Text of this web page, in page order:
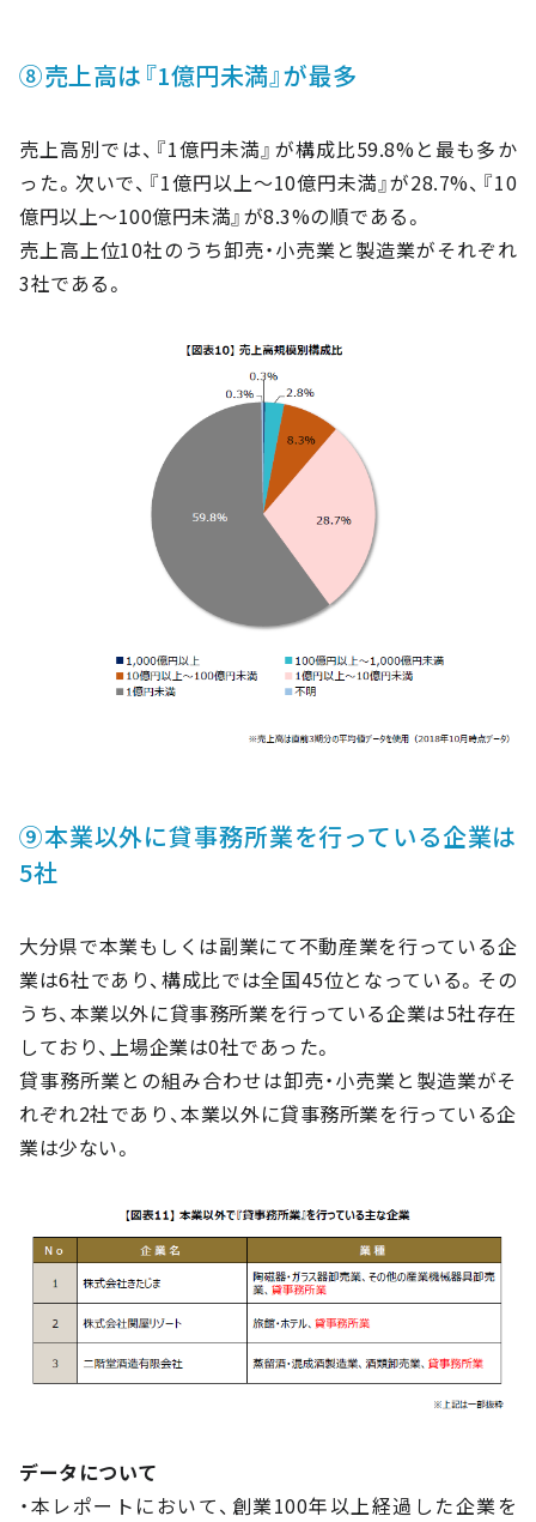
⑧売上高は『1億円未満』が最多
売上高別では、『1億円未満』が構成比59.8%と最も多か
った。次いで、『1億円以上～10億円未満』が28.7%、『10
億円以上～100億円未満』が8.3%の順である。
売上高上位10社のうち卸売・小売業と製造業がそれぞれ
3社である。
⑨本業以外に貸事務所業を行っている企業は
5社
大分県で本業もしくは副業にて不動産業を行っている企
業は6社であり、構成比では全国45位となっている。その
うち、本業以外に貸事務所業を行っている企業は5社存在
しており、上場企業は0社であった。
貸事務所業との組み合わせは卸売・小売業と製造業がそ
れぞれ2社であり、本業以外に貸事務所業を行っている企
業は少ない。
データについて
・本レポートにおいて、創業100年以上経過した企業を